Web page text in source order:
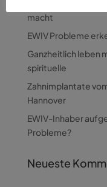
macht
EWIV Probleme
Ganzheitlich leben
spirituelle
Zahnimplantate
Hannover
EWIV-Inhaber
Probleme?
Neueste